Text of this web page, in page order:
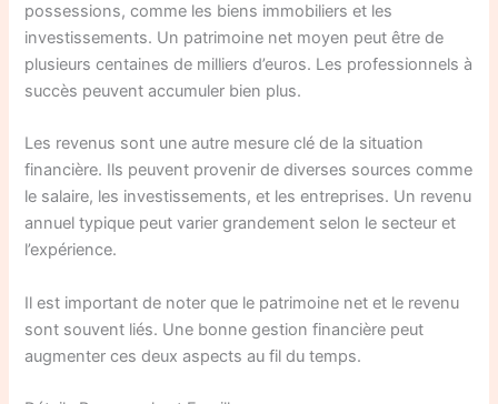
possessions, comme les biens immobiliers et les
investissements. Un patrimoine net moyen peut être de
plusieurs centaines de milliers d’euros. Les professionnels à
succès peuvent accumuler bien plus.
Les revenus sont une autre mesure clé de la situation
financière. Ils peuvent provenir de diverses sources comme
le salaire, les investissements, et les entreprises. Un revenu
annuel typique peut varier grandement selon le secteur et
l’expérience.
Il est important de noter que le patrimoine net et le revenu
sont souvent liés. Une bonne gestion financière peut
augmenter ces deux aspects au fil du temps.